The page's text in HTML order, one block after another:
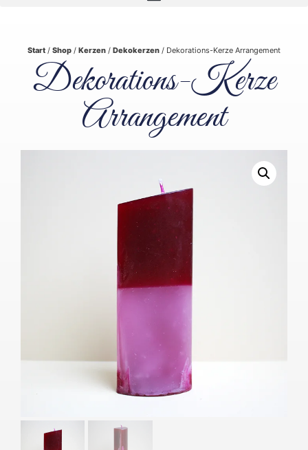
Start / Shop / Kerzen / Dekokerzen / Dekorations-Kerze Arrangement
Dekorations-Kerze
Arrangement